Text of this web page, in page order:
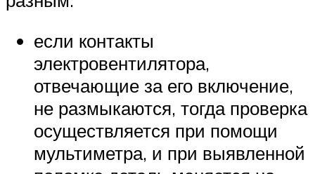
если контакты
электровентилятора,
отвечающие за его включение,
не размыкаются, тогда проверка
осуществляется при помощи
мультиметра, и при выявленной